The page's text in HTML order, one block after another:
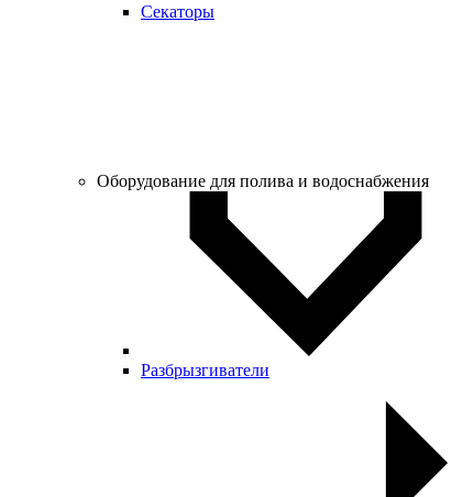
Секаторы
Оборудование для полива и водоснабжения
Разбрызгиватели